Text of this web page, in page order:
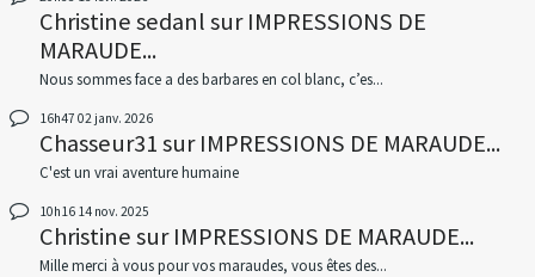
Christine sedanlsurIMPRESSIONS DE
MARAUDE...
Nous sommes face a des barbares en col blanc, c’es...
16h47 02 janv. 2026
Chasseur31surIMPRESSIONS DE MARAUDE...
C'est un vrai aventure humaine
10h16 14 nov. 2025
ChristinesurIMPRESSIONS DE MARAUDE...
Mille merci à vous pour vos maraudes, vous êtes des...